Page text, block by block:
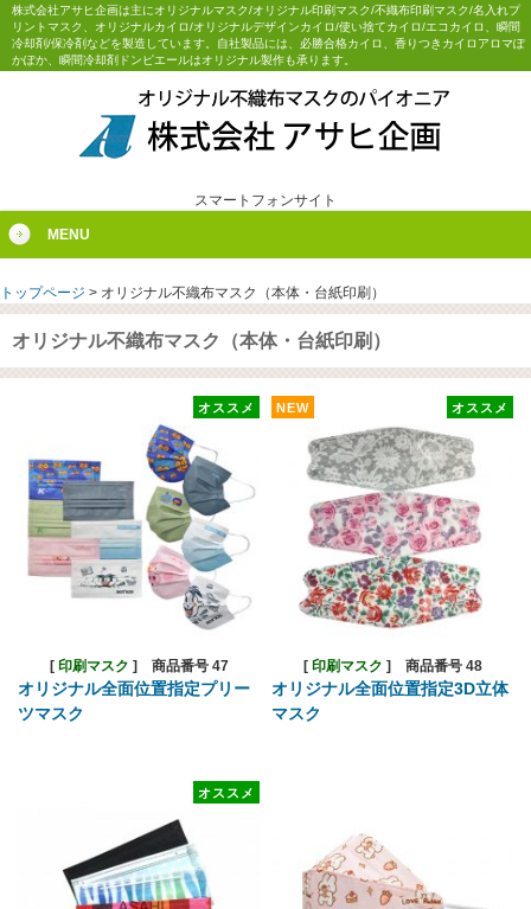
株式会社アサヒ企画は主にオリジナルマスク/オリジナル印刷マスク/不織布印刷マスク/名入れプ
リントマスク、オリジナルカイロ/オリジナルデザインカイロ/使い捨てカイロ/エコカイロ、瞬間
冷却剤/保冷剤などを製造しています。自社製品には、必勝合格カイロ、香りつきカイロアロマぽ
かぽか、瞬間冷却剤ドンピエールはオリジナル製作も承ります。
スマートフォンサイト
MENU
トップページ > オリジナル不織布マスク（本体・台紙印刷）
オリジナル不織布マスク（本体・台紙印刷）
オススメ
[ 印刷マスク ] 商品番号 47
オリジナル全面位置指定プリー
ツマスク
NEW オススメ
[ 印刷マスク ] 商品番号 48
オリジナル全面位置指定3D立体
マスク
オススメ